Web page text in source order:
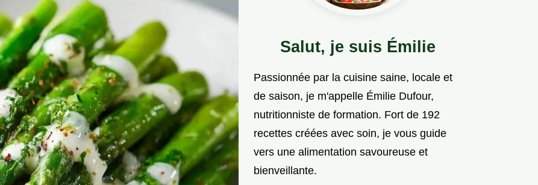
Salut, je suis Émilie
Passionnée par la cuisine saine, locale et
de saison, je m'appelle Émilie Dufour,
nutritionniste de formation. Fort de 192
recettes créées avec soin, je vous guide
vers une alimentation savoureuse et
bienveillante.